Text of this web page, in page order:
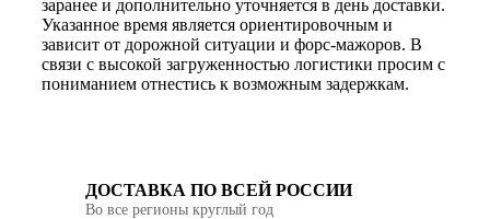
заранее и дополнительно уточняется в день доставки.
Указанное время является ориентировочным и
зависит от дорожной ситуации и форс-мажоров. В
связи с высокой загруженностью логистики просим с
пониманием отнестись к возможным задержкам.
ДОСТАВКА ПО ВСЕЙ РОССИИ
Во все регионы круглый год